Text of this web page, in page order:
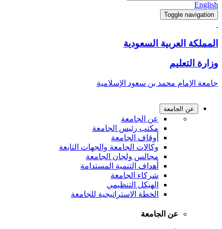
English
Toggle navigation
المملكة العربية السعودية
وزارة التعليم
جامعة الإمام محمد بن سعود الإسلامية
عن الجامعة
عن الجامعة
مكتب رئيس الجامعة
أوقاف الجامعة
وكالات الجامعة والجهات التابعة
مجالس ولجان الجامعة
أهداف التنمية المستدامة
شركاء الجامعة
الهيكل التنظيمي
الخطة الاستراتيجية للجامعة
عن الجامعة